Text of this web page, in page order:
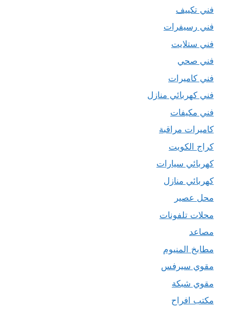
فني تكييف
فني رسيفرات
فني ستلايت
فني صحي
فني كاميرات
فني كهربائي منازل
فني مكيفات
كاميرات مراقبة
كراج الكويت
كهربائي سيارات
كهربائي منازل
محل عصير
محلات تلفونات
مصاعد
مطابخ المنيوم
مقوي سيرفس
مقوي شبكة
مكتب افراح